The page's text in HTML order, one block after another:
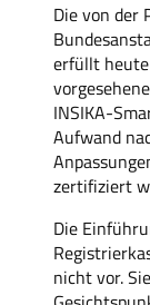
Die von der
erfüllt
INSIKA-
Aufwand
zertifiziert
Die
nicht vor.